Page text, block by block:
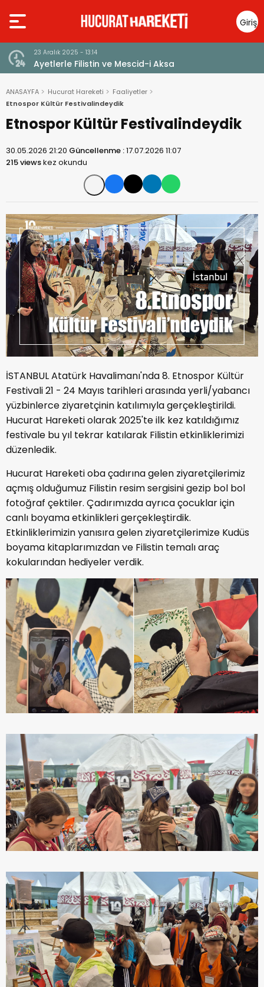
Giriş
Yap
23 Aralık 2025 - 13:14
Ayetlerle Filistin ve Mescid-i Aksa
ANASAYFA Hucurat Hareketi
Faaliyetler
Etnospor Kültür Festivalindeydik
Etnospor Kültür Festivalindeydik
30.05.2026 21:20 Güncellenme :17.07.2026 11:07
215 viewskez okundu
İSTANBUL Atatürk Havalimanı'nda 8. Etnospor Kültür
Festivali 21 - 24 Mayıs tarihleri arasında yerli/yabancı
yüzbinlerce ziyaretçinin katılımıyla gerçekleştirildi.
Hucurat Hareketi olarak 2025'te ilk kez katıldığımız
festivale bu yıl tekrar katılarak Filistin etkinliklerimizi
düzenledik.
Hucurat Hareketi oba çadırına gelen ziyaretçilerimiz
açmış olduğumuz Filistin resim sergisini gezip bol bol
fotoğraf çektiler. Çadırımızda ayrıca çocuklar için
canlı boyama etkinlikleri gerçekleştirdik.
Etkinliklerimizin yanısıra gelen ziyaretçilerimize Kudüs
boyama kitaplarımızdan ve Filistin temalı araç
kokularından hediyeler verdik.